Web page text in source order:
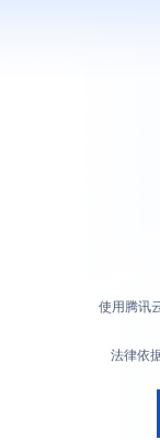
使用腾讯
法律依